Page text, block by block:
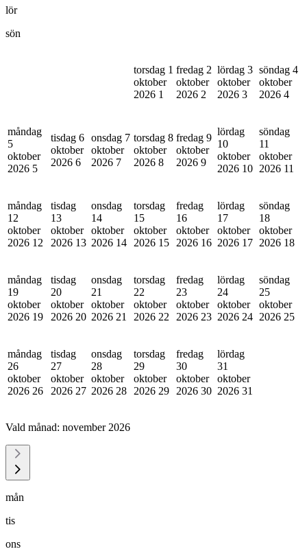
lör
sön
torsdag 1
oktober
2026 1
fredag 2
oktober
2026 2
lördag 3
oktober
2026 3
söndag 4
oktober
2026 4
måndag
5
oktober
2026 5
tisdag 6
oktober
2026 6
onsdag 7
oktober
2026 7
torsdag 8
oktober
2026 8
fredag 9
oktober
2026 9
lördag
10
oktober
2026 10
söndag
11
oktober
2026 11
måndag
12
oktober
2026 12
tisdag
13
oktober
2026 13
onsdag
14
oktober
2026 14
torsdag
15
oktober
2026 15
fredag
16
oktober
2026 16
lördag
17
oktober
2026 17
söndag
18
oktober
2026 18
måndag
19
oktober
2026 19
tisdag
20
oktober
2026 20
onsdag
21
oktober
2026 21
torsdag
22
oktober
2026 22
fredag
23
oktober
2026 23
lördag
24
oktober
2026 24
söndag
25
oktober
2026 25
måndag
26
oktober
2026 26
tisdag
27
oktober
2026 27
onsdag
28
oktober
2026 28
torsdag
29
oktober
2026 29
fredag
30
oktober
2026 30
lördag
31
oktober
2026 31
Vald månad: november 2026
mån
tis
ons